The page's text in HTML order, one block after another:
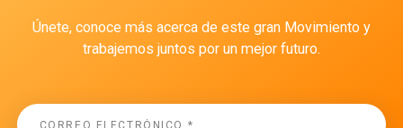
Únete, conoce más acerca de este gran Movimiento y
trabajemos juntos por un mejor futuro.